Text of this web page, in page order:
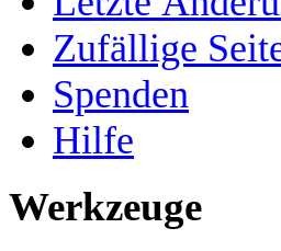
Zufällige
Spenden
Hilfe
Werkzeuge